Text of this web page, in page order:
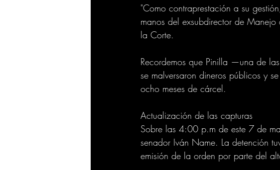
"Como contraprestación a su
manos del exsubdirector de
la Corte.
Recordemos que Pinilla —una de
se malversaron dineros públicos y
ocho meses de cárcel.
Actualización de las capturas
Sobre las 4:00 p.m de este 7 de
senador Iván Name. La detención
emisión de la orden por parte del